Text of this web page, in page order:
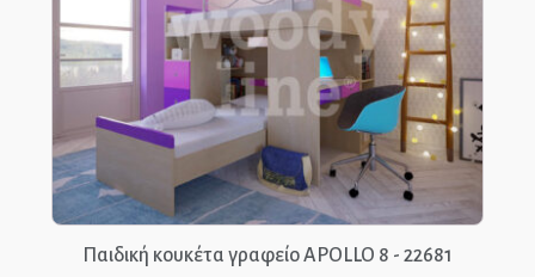
Παιδική κουκέτα γραφείο APOLLO 8 - 22681